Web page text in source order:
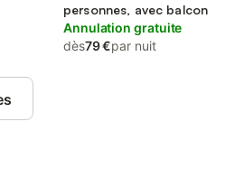
personnes, avec balcon
Annulation gratuite
dès79 €par nuit